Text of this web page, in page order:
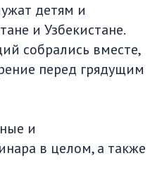
детям и
и Узбекистане.
собрались вместе,
перед грядущим
и
в целом, а также